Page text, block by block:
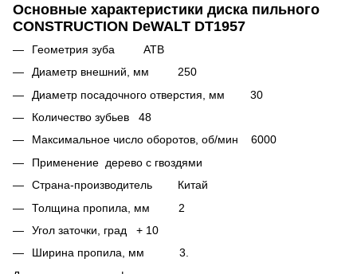
Основные характеристики диска пильного
CONSTRUCTION DeWALT DT1957
Геометрия зуба ATB
Диаметр внешний, мм 250
Диаметр посадочного отверстия, мм 30
Количество зубьев 48
Максимальное число оборотов, об/мин 6000
Применение дерево с гвоздями
Страна-производитель Китай
Толщина пропила, мм 2
Угол заточки, град + 10
Ширина пропила, мм 3.